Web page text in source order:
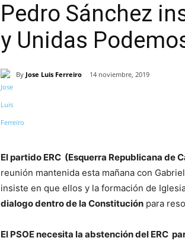
Pedro Sánchez
y Unidas
By Jose Luis Ferreiro 14 noviembre, 2019
El partido ERC (Esquerra Republicana de
reunión mantenida esta mañana con
insiste en que ellos y la formación de
dialogo dentro de la Constitución para
El PSOE necesita la abstención del ERC